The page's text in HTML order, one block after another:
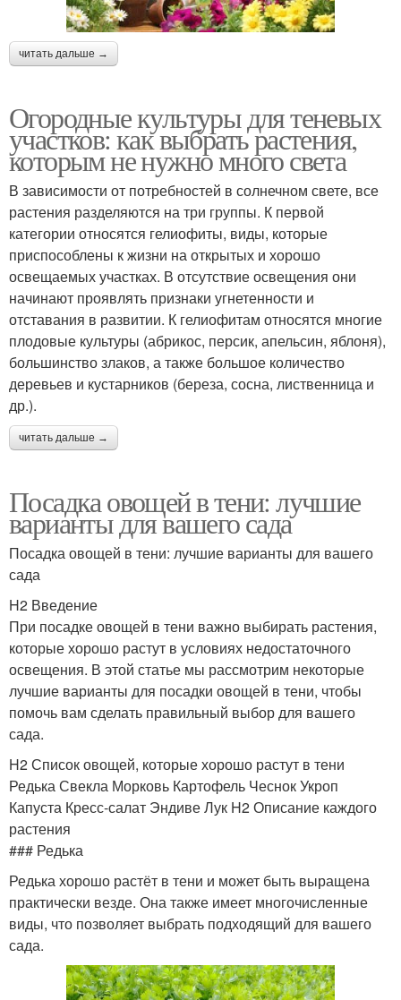
читать дальше →
Огородные культуры для теневых
участков: как выбрать растения,
которым не нужно много света
В зависимости от потребностей в солнечном свете, все
растения разделяются на три группы. К первой
категории относятся гелиофиты, виды, которые
приспособлены к жизни на открытых и хорошо
освещаемых участках. В отсутствие освещения они
начинают проявлять признаки угнетенности и
отставания в развитии. К гелиофитам относятся многие
плодовые культуры (абрикос, персик, апельсин, яблоня),
большинство злаков, а также большое количество
деревьев и кустарников (береза, сосна, лиственница и
др.).
читать дальше →
Посадка овощей в тени: лучшие
варианты для вашего сада
Посадка овощей в тени: лучшие варианты для вашего
сада
H2 Введение
При посадке овощей в тени важно выбирать растения,
которые хорошо растут в условиях недостаточного
освещения. В этой статье мы рассмотрим некоторые
лучшие варианты для посадки овощей в тени, чтобы
помочь вам сделать правильный выбор для вашего
сада.
H2 Список овощей, которые хорошо растут в тени
Редька Свекла Морковь Картофель Чеснок Укроп
Капуста Кресс-салат Эндиве Лук H2 Описание каждого
растения
### Редька
Редька хорошо растёт в тени и может быть выращена
практически везде. Она также имеет многочисленные
виды, что позволяет выбрать подходящий для вашего
сада.